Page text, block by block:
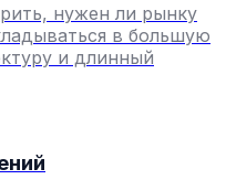
нужен ли рынку
в большую
и длинный